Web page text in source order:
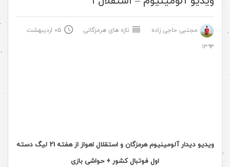
مجتبی حاجی زاده تازه های هرمزگانی
۰۵ اردیبهشت
۱۳۹۴
ویدیو دیدار آلومینیوم هرمزگان و استقلال اهواز از هفته 21 لیگ دسته
اول فوتبال کشور + حواشی بازی